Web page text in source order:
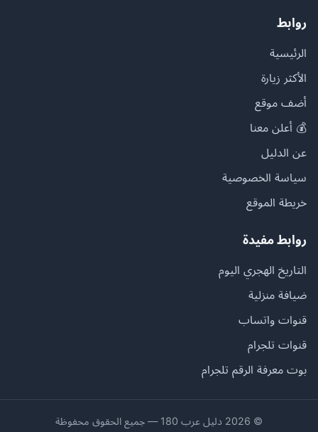
روابط
الرئيسية
الأكثر زيارة
أضف موقع
💰 أعلن معنا
عن الدليل
سياسة الخصوصية
خريطة الموقع
روابط مفيدة
التاريخ الهجري اليوم
ضيافة منزلية
قنوات واتساب
قنوات تلجرام
بوت معرفة الرقم تلجرام
© 2026 دليل عرب 180 — جميع الحقوق محفوظة